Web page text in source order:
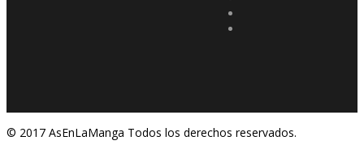
© 2017 AsEnLaManga Todos los derechos reservados.